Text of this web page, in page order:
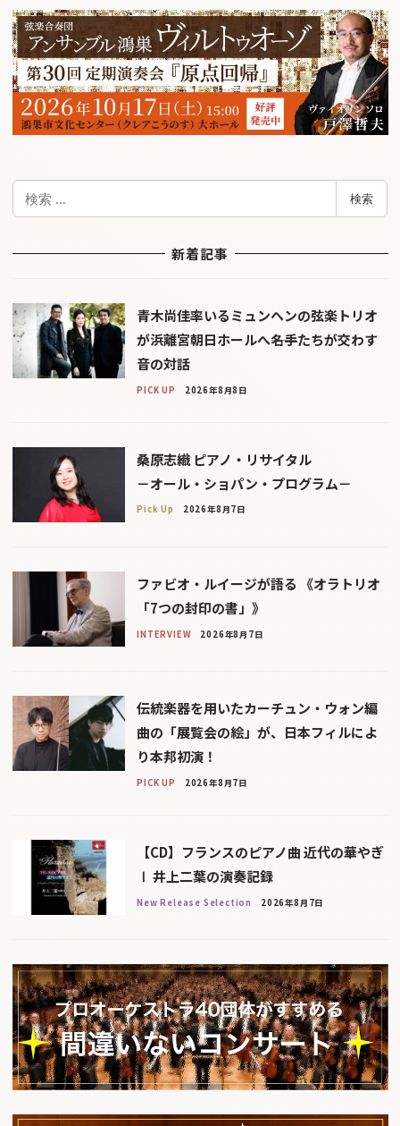
検
索
検索
新着記事
青木尚佳率いるミュンヘンの弦楽トリオ
が浜離宮朝日ホールへ――名手たちが交わす
音の対話
PICK UP 2026年8月8日
桑原志織 ピアノ・リサイタル
－オール・ショパン・プログラム－
Pick Up 2026年8月7日
ファビオ・ルイージが語る 《オラトリオ
「7つの封印の書」》
INTERVIEW 2026年8月7日
伝統楽器を用いたカーチュン・ウォン編
曲の「展覧会の絵」が、日本フィルによ
り本邦初演！
PICK UP 2026年8月7日
【CD】フランスのピアノ曲 近代の華やぎ
Ⅰ 井上二葉の演奏記録
New Release Selection 2026年8月7日